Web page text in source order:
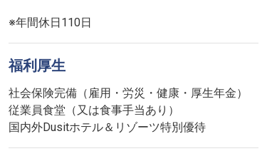
※年間休日110日
福利厚生
社会保険完備（雇用・労災・健康・厚生年金）
従業員食堂（又は食事手当あり）
国内外Dusitホテル＆リゾーツ特別優待